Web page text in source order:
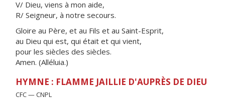
V/ Dieu, viens à mon aide,
R/ Seigneur, à notre secours.
Gloire au Père, et au Fils et au Saint-Esprit,
au Dieu qui est, qui était et qui vient,
pour les siècles des siècles.
Amen. (Alléluia.)
HYMNE : FLAMME JAILLIE D'AUPRÈS DE DIEU
CFC — CNPL